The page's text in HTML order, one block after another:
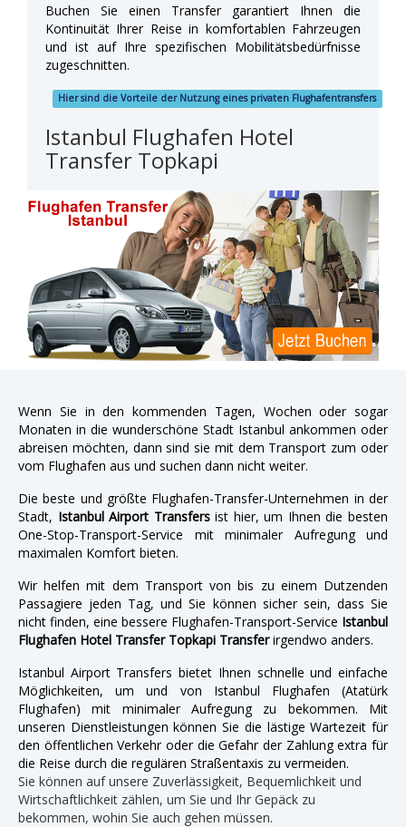
Buchen Sie einen Transfer garantiert Ihnen die
Kontinuität Ihrer Reise in komfortablen Fahrzeugen
und ist auf Ihre spezifischen Mobilitätsbedürfnisse
zugeschnitten.
Hier sind die Vorteile der Nutzung eines privaten Flughafentransfers
Istanbul Flughafen Hotel
Transfer Topkapi
Wenn Sie in den kommenden Tagen, Wochen oder sogar
Monaten in die wunderschöne Stadt Istanbul ankommen oder
abreisen möchten, dann sind sie mit dem Transport zum oder
vom Flughafen aus und suchen dann nicht weiter.
Die beste und größte Flughafen-Transfer-Unternehmen in der
Stadt, Istanbul Airport Transfersist hier, um Ihnen die besten
One-Stop-Transport-Service mit minimaler Aufregung und
maximalen Komfort bieten.
Wir helfen mit dem Transport von bis zu einem Dutzenden
Passagiere jeden Tag, und Sie können sicher sein, dass Sie
nicht finden, eine bessere Flughafen-Transport-Service Istanbul
Flughafen Hotel Transfer Topkapi Transferirgendwo anders.
Istanbul Airport Transfers bietet Ihnen schnelle und einfache
Möglichkeiten, um und von Istanbul Flughafen (Atatürk
Flughafen) mit minimaler Aufregung zu bekommen. Mit
unseren Dienstleistungen können Sie die lästige Wartezeit für
den öffentlichen Verkehr oder die Gefahr der Zahlung extra für
die Reise durch die regulären Straßentaxis zu vermeiden.
Sie können auf unsere Zuverlässigkeit, Bequemlichkeit und
Wirtschaftlichkeit zählen, um Sie und Ihr Gepäck zu
bekommen, wohin Sie auch gehen müssen.